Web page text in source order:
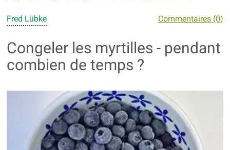
Fred Lübke Commentaires (0)
Congeler les myrtilles - pendant
combien de temps ?